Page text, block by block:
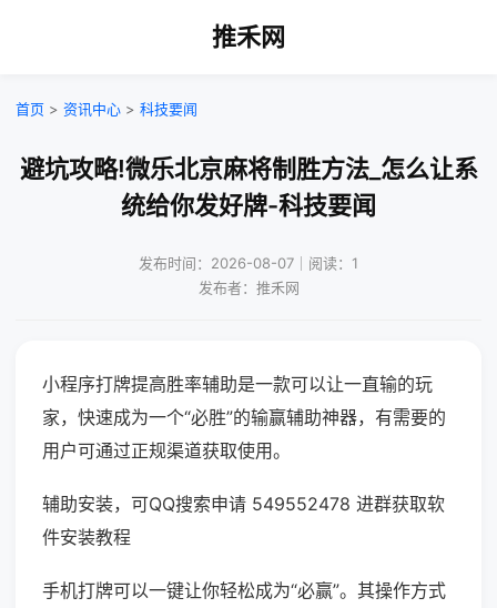
推禾网
首页 > 资讯中心 > 科技要闻
避坑攻略!微乐北京麻将制胜方法_怎么让系
统给你发好牌-科技要闻
发布时间：2026-08-07｜阅读：1
发布者：推禾网
小程序打牌提高胜率辅助是一款可以让一直输的玩
家，快速成为一个“必胜”的输赢辅助神器，有需要的
用户可通过正规渠道获取使用。
辅助安装，可QQ搜索申请 549552478 进群获取软
件安装教程
手机打牌可以一键让你轻松成为“必赢”。其操作方式